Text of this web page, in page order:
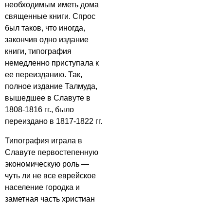
необходимым иметь дома
священные книги. Спрос
был таков, что иногда,
закончив одно издание
книги, типография
немедленно приступала к
ее переизданию. Так,
полное издание Талмуда,
вышедшее в Славуте в
1808-1816 гг., было
переиздано в 1817-1822 гг.
Типография играла в
Славуте первостепенную
экономическую роль —
чуть ли не все еврейское
население городка и
заметная часть христиан